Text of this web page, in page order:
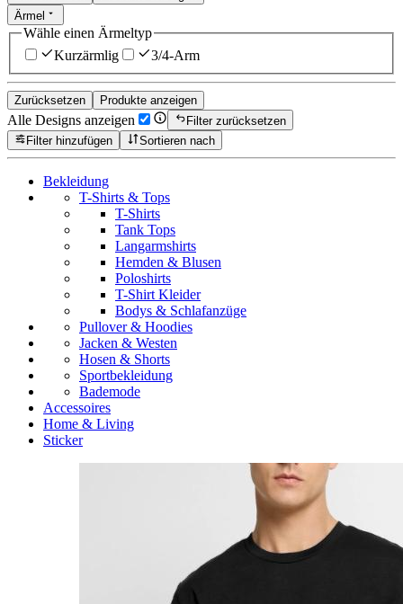
Ärmel
Wähle einen Ärmeltyp
Kurzärmlig
3/4-Arm
Zurücksetzen Produkte anzeigen
Alle Designs anzeigen
Filter zurücksetzen
Filter hinzufügen
Sortieren nach
Bekleidung
T-Shirts & Tops
T-Shirts
Tank Tops
Langarmshirts
Hemden & Blusen
Poloshirts
T-Shirt Kleider
Bodys & Schlafanzüge
Pullover & Hoodies
Jacken & Westen
Hosen & Shorts
Sportbekleidung
Bademode
Accessoires
Home & Living
Sticker